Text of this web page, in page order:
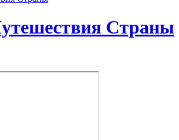
Страны